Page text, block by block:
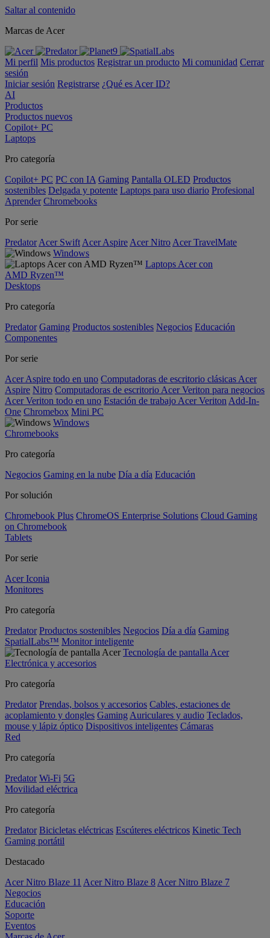
Saltar al contenido
Marcas de Acer
Mi perfil Mis productos Registrar un producto Mi comunidad Cerrar
sesión
Iniciar sesión Registrarse ¿Qué es Acer ID?
AI
Productos
Productos nuevos
Copilot+ PC
Laptops
Pro categoría
Copilot+ PC PC con IA Gaming Pantalla OLED Productos
sostenibles Delgada y potente Laptops para uso diario Profesional
Aprender Chromebooks
Por serie
Predator Acer Swift Acer Aspire Acer Nitro Acer TravelMate
Windows
Laptops Acer con
AMD Ryzen™
Desktops
Pro categoría
Predator Gaming Productos sostenibles Negocios Educación
Componentes
Por serie
Acer Aspire todo en uno Computadoras de escritorio clásicas Acer
Aspire Nitro Computadoras de escritorio Acer Veriton para negocios
Acer Veriton todo en uno Estación de trabajo Acer Veriton Add-In-
One Chromebox Mini PC
Windows
Chromebooks
Pro categoría
Negocios Gaming en la nube Día a día Educación
Por solución
Chromebook Plus ChromeOS Enterprise Solutions Cloud Gaming
on Chromebook
Tablets
Por serie
Acer Iconia
Monitores
Pro categoría
Predator Productos sostenibles Negocios Día a día Gaming
SpatialLabs™ Monitor inteligente
Tecnología de pantalla Acer
Electrónica y accesorios
Pro categoría
Predator Prendas, bolsos y accesorios Cables, estaciones de
acoplamiento y dongles Gaming Auriculares y audio Teclados,
mouse y lápiz óptico Dispositivos inteligentes Cámaras
Red
Pro categoría
Predator Wi-Fi 5G
Movilidad eléctrica
Pro categoría
Predator Bicicletas eléctricas Escúteres eléctricos Kinetic Tech
Gaming portátil
Destacado
Acer Nitro Blaze 11 Acer Nitro Blaze 8 Acer Nitro Blaze 7
Negocios
Educación
Soporte
Eventos